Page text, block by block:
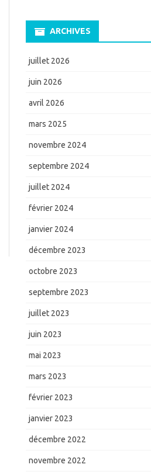
ARCHIVES
juillet 2026
juin 2026
avril 2026
mars 2025
novembre 2024
septembre 2024
juillet 2024
février 2024
janvier 2024
décembre 2023
octobre 2023
septembre 2023
juillet 2023
juin 2023
mai 2023
mars 2023
février 2023
janvier 2023
décembre 2022
novembre 2022